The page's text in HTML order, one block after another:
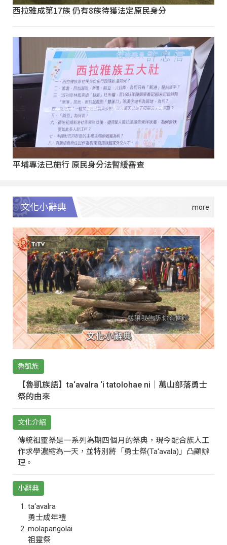
西拉雅成第17族 仍有8族待獲法定原民身分
平埔專法已施行 原民身分法暫緩審查
文化小辭典
魯凱族
【魯凱族語】ta‘avalra ‘i tatolohae ni｜萬山部落勇士
祭的由來
文化介紹
傳統祖靈祭是一系列為期四個月的祭典，現今配合族人工
作求學濃縮為一天，並特別將「勇士祭(Ta‘avala)」凸顯辦
理。
小辭典
ta‘avalra
勇士成年禮
molapangolai
祖靈祭